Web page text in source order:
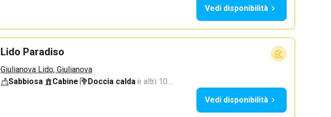
Vedi disponibilità
Lido Paradiso
Giulianova Lido, Giulianova
Sabbiosa· Cabine· Doccia calda·e altri 10…
Vedi disponibilità